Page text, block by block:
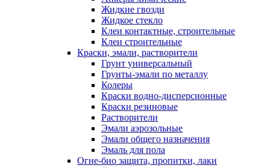
Жидкие гвозди
Жидкое стекло
Клеи контактные, строительные
Клеи строительные
Краски, эмали, растворители
Грунт универсальный
Грунты-эмали по металлу
Колеры
Краски водно-дисперсионные
Краски резиновые
Растворители
Эмали аэрозольные
Эмали общего назначения
Эмаль для пола
Огне-био защита, пропитки, лаки